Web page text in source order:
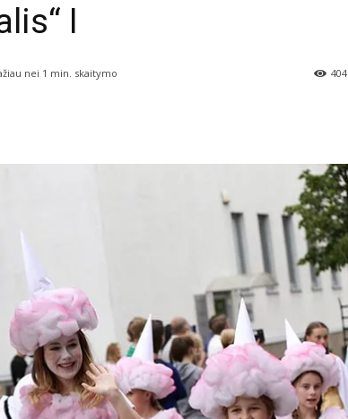
I
nei 1 min. skaitymo 404